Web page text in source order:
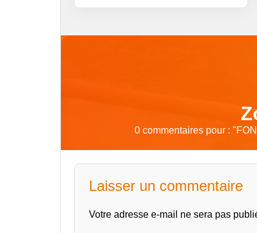
0 commentaires pour : "
Laisser un commentaire
Votre adresse e-mail ne sera pas